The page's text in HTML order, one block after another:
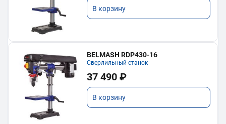
В корзину
BELMASH RDP430-16
Сверлильный станок
37 490 ₽
В корзину